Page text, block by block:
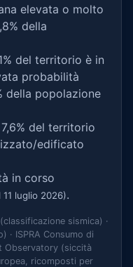
elevata o molto
della
del territorio è in
probabilità
della popolazione
del territorio
edificato
in corso
luglio 2026).
sismica) ·
· ISPRA Consumo di
Observatory (siccità
ricomposti per